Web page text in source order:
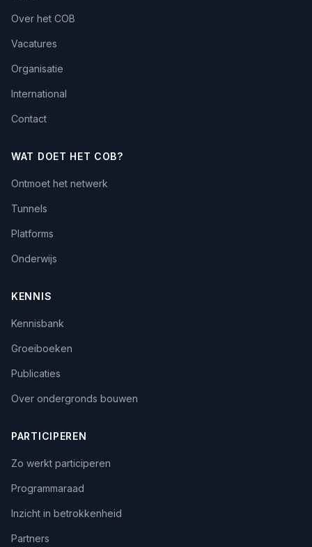
Over het COB
Vacatures
Organisatie
International
Contact
WAT DOET HET COB?
Ontmoet het netwerk
Tunnels
Platforms
Onderwijs
KENNIS
Kennisbank
Groeiboeken
Publicaties
Over ondergronds bouwen
PARTICIPEREN
Zo werkt participeren
Programmaraad
Inzicht in betrokkenheid
Partners